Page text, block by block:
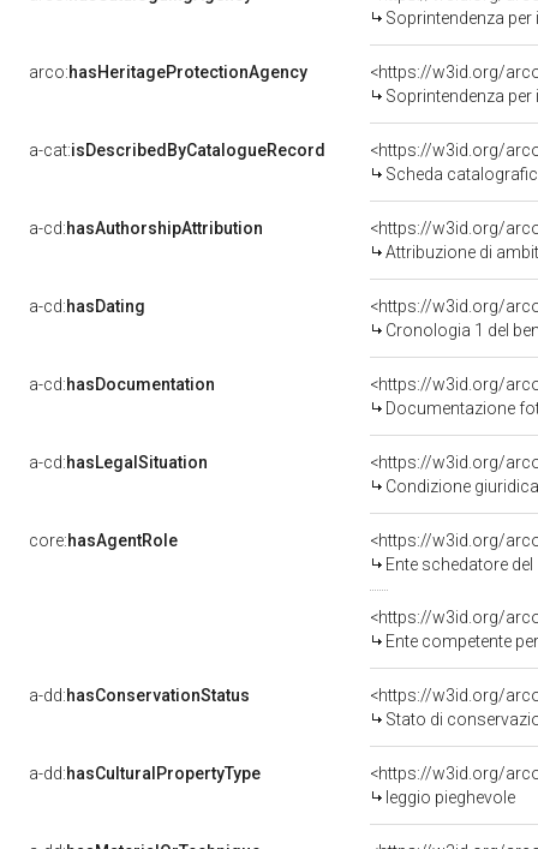
Soprintendenza
arco:hasHeritageProtectionAgency
<https://w3id.org/
Soprintendenza per i
a-cat:isDescribedByCatalogueRecord
<https://w3id.org/
Scheda
a-cd:hasAuthorshipAttribution
<https://w3id.org/
Attribuzione di
a-cd:hasDating
<https://w3id.org/
Cronologia 1 del
a-cd:hasDocumentation
Documentazione
a-cd:hasLegalSituation
Condizione
core:hasAgentRole
<https://w3id.org/
Ente schedatore
<https://w3id.org/
Ente competente per tutela del
a-dd:hasConservationStatus
<https://w3id.org/
Stato di
a-dd:hasCulturalPropertyType
<https://w3id.org/
leggio pieghevole